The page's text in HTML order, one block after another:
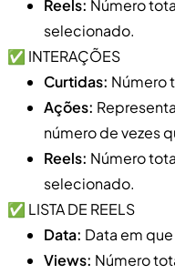
Reels: Número
selecionado.
✅ INTERAÇÕES
Curtidas: Número
Ações:
número de vezes
Reels: Número
selecionado.
✅ LISTA DE REELS
Data: Data em
Views: Número